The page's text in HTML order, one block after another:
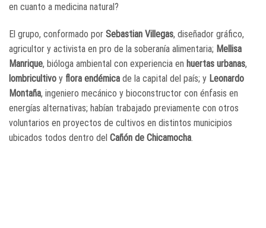
en cuanto a medicina natural?
El grupo, conformado por Sebastian Villegas, diseñador gráfico,
agricultor y activista en pro de la soberanía alimentaria; Mellisa
Manrique, bióloga ambiental con experiencia en huertas urbanas,
lombricultivo y flora endémica de la capital del país; y Leonardo
Montaña, ingeniero mecánico y bioconstructor con énfasis en
energías alternativas; habían trabajado previamente con otros
voluntarios en proyectos de cultivos en distintos municipios
ubicados todos dentro del Cañón de Chicamocha.